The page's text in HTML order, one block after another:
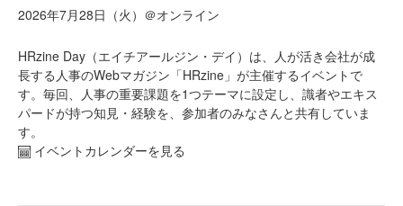
2026年7月28日（火）＠オンライン
HRzine Day（エイチアールジン・デイ）は、人が活き会社が成
長する人事のWebマガジン「HRzine」が主催するイベントで
す。毎回、人事の重要課題を1つテーマに設定し、識者やエキス
パードが持つ知見・経験を、参加者のみなさんと共有していま
す。
イベントカレンダーを見る